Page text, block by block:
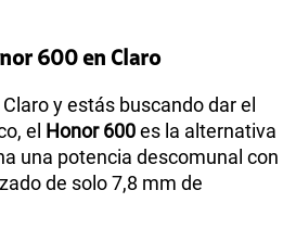
600 en Claro
y estás buscando dar el
el Honor 600es la alternativa
una potencia descomunal con
de solo 7,8 mm de